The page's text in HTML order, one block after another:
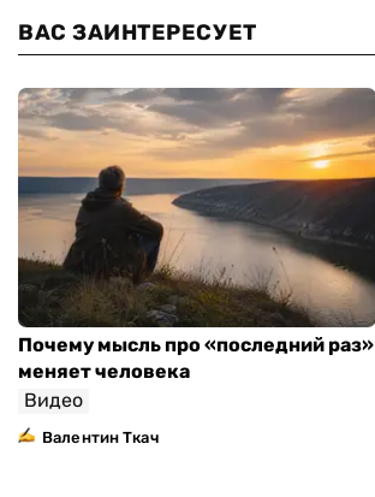
ВАС ЗАИНТЕРЕСУЕТ
Почему мысль про «последний раз»
меняет человека
Видео
Валентин Ткач